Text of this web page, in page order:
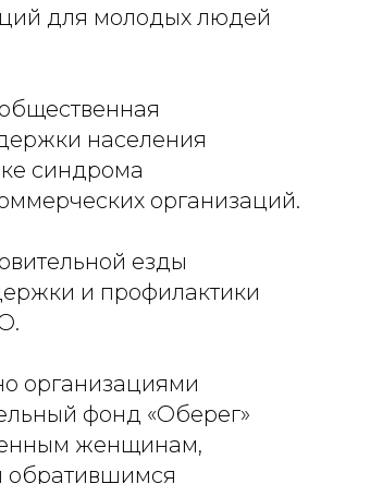
для молодых людей
населения
синдрома
организаций.
езды
и профилактики
организациями
фонд «Оберег»
женщинам,
обратившимся